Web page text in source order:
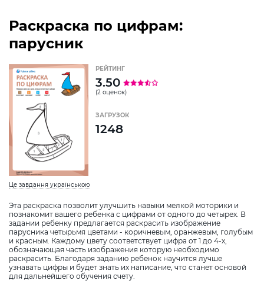
Раскраска по цифрам:
парусник
Це завдання українською
Эта раскраска позволит улучшить навыки мелкой моторики и
познакомит вашего ребенка с цифрами от одного до четырех. В
задании ребенку предлагается раскрасить изображение
парусника четырьмя цветами - коричневым, оранжевым, голубым
и красным. Каждому цвету соответствует цифра от 1 до 4-х,
обозначающая часть изображения которую необходимо
раскрасить. Благодаря заданию ребенок научится лучше
узнавать цифры и будет знать их написание, что станет основой
для дальнейшего обучения счету.
РЕЙТИНГ
3.50
(2 оценок)
ЗАГРУЗОК
1248